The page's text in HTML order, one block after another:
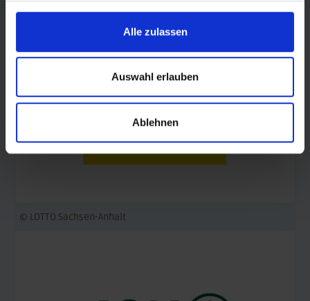
Alle zulassen
Auswahl erlauben
Ablehnen
© LOTTO Sachsen-Anhalt